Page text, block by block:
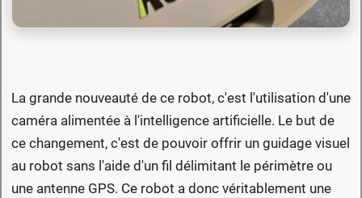
La grande nouveauté de ce robot, c'est l'utilisation d'une
caméra alimentée à l'intelligence artificielle. Le but de
ce changement, c'est de pouvoir offrir un guidage visuel
au robot sans l'aide d'un fil délimitant le périmètre ou
une antenne GPS. Ce robot a donc véritablement une